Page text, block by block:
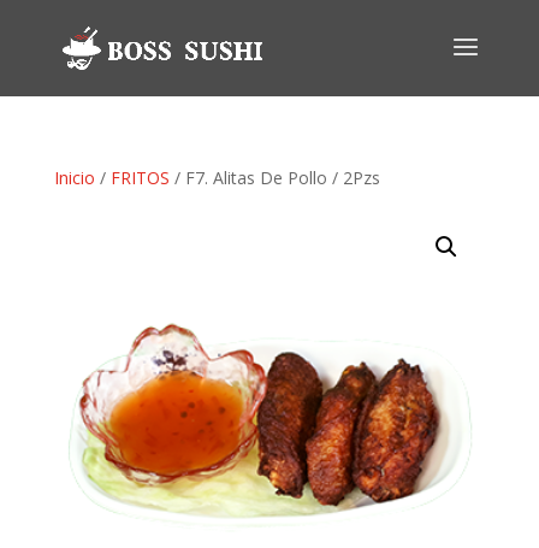
Inicio / FRITOS / F7. Alitas De Pollo / 2Pzs